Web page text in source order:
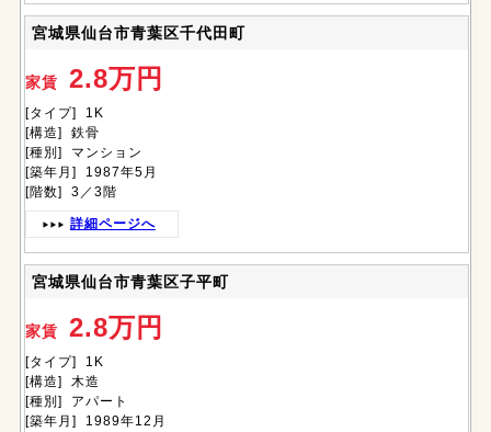
宮城県仙台市青葉区千代田町
家賃 2.8万円
[タイプ] 1K
[構造] 鉄骨
[種別] マンション
[築年月] 1987年5月
[階数] 3／3階
詳細ページへ
宮城県仙台市青葉区子平町
家賃 2.8万円
[タイプ] 1K
[構造] 木造
[種別] アパート
[築年月] 1989年12月